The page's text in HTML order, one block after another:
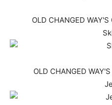
OLD CHANGED
OLD CHANGED